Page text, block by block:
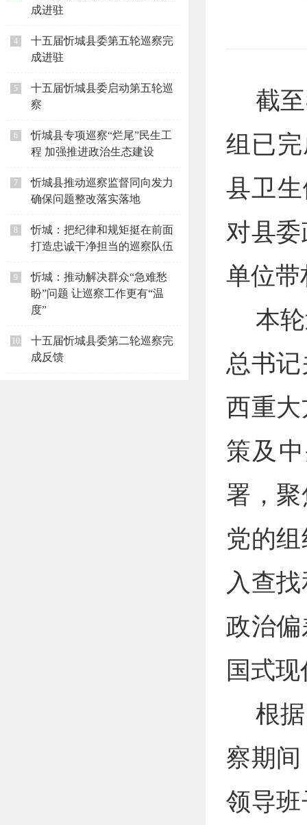
成进驻
4
十五届忻城县委第五轮巡察完
成进驻
5
十五届忻城县委启动第五轮巡
察
6
忻城县专项巡察“烂尾”民生工
程 加强推进政治生态建设
7
忻城县推动巡察监督同向发力
确保问题整改落实落地
8
忻城：把纪律和规矩挺在前面
打造忠诚干净担当的巡察队伍
9
忻城：推动解决群众“急难愁
盼”问题 让巡察工作更有“温
度”
10
十五届忻城县委第二轮巡察完
成反馈
截
组已
县卫
对县
单位带
本
总书
西重
策及
署，
党的
入查
政治
国式
根
察期
领导